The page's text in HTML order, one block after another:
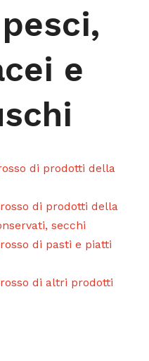
e
di prodotti della
di prodotti della
secchi
di pasti e piatti
di altri prodotti